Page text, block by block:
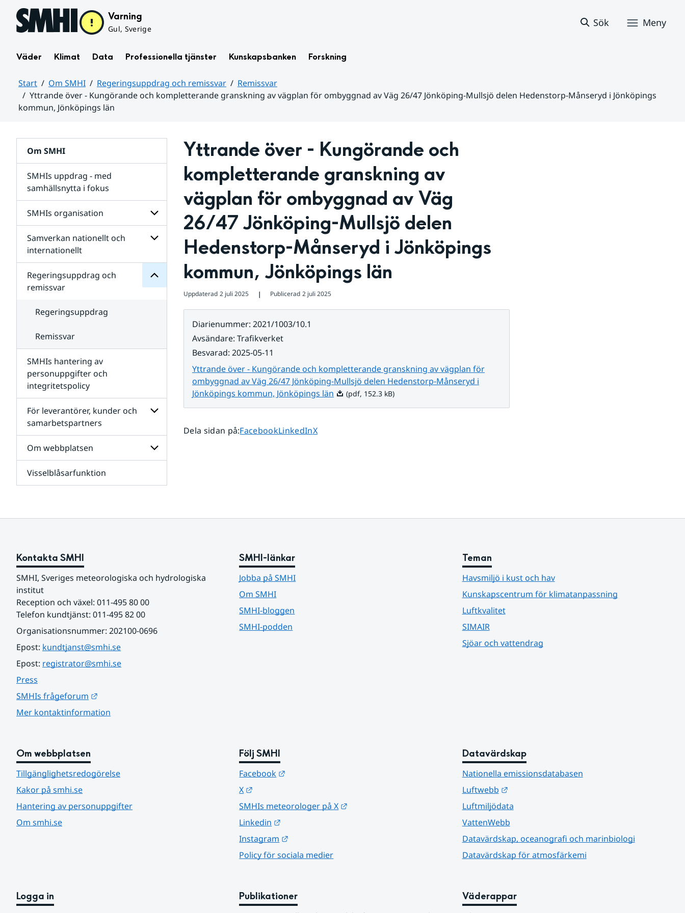
Hoppa till sidans innehåll Varning
Gul, Sverige
Sök Meny
Väder Klimat Data Professionella tjänster Kunskapsbanken Forskning
Start Om SMHI Regeringsuppdrag och remissvar
Remissvar
Yttrande över - Kungörande och kompletterande granskning av vägplan för ombyggnad av Väg 26/47 Jönköping-Mullsjö delen Hedenstorp-Månseryd i Jönköpings
kommun, Jönköpings län
Om SMHI
SMHIs uppdrag - med
samhällsnytta i fokus
SMHIs organisation
Undersidor
organisation
Samverkan nationellt och
internationellt
Undersidor
för
internationellt
Regeringsuppdrag och
remissvar
för
Regeringsuppdrag
remissvar
Regeringsuppdrag
Remissvar
SMHIs hantering av
personuppgifter och
integritetspolicy
För leverantörer, kunder och
samarbetspartners
Undersidor
för
och
Om webbplatsen
för
Visselblåsarfunktion
Yttrande över - Kungörande och
kompletterande granskning av
vägplan för ombyggnad av Väg
26/47 Jönköping-Mullsjö delen
Hedenstorp-Månseryd i Jönköpings
kommun, Jönköpings län
Uppdaterad 2 juli 2025 ❘ Publicerad 2 juli 2025
Diarienummer: 2021/1003/10.1
Avsändare: Trafikverket
Besvarad: 2025-05-11
Yttrande över - Kungörande och kompletterande granskning av vägplan för
ombyggnad av Väg 26/47 Jönköping-Mullsjö delen Hedenstorp-Månseryd i
Jönköpings kommun, Jönköpings länPdf, 152.3 kB.
(pdf, 152.3 kB)
Dela sidan på:Dela sidan på
FacebookDela sidan på
LinkedInDela sidan på
X
Kontakta SMHI
SMHI, Sveriges meteorologiska och hydrologiska
institut
Reception och växel: 011-495 80 00
Telefon kundtjänst: 011-495 82 00
Organisationsnummer: 202100-0696
Epost: kundtjanst@smhi.se
Epost: registrator@smhi.se
Press
SMHIs frågeforum
Mer kontaktinformation
SMHI-länkar
Jobba på SMHI
Om SMHI
SMHI-bloggen
SMHI-podden
Teman
Havsmiljö i kust och hav
Kunskapscentrum för klimatanpassning
Luftkvalitet
SIMAIR
Sjöar och vattendrag
Om webbplatsen
Tillgänglighetsredogörelse
Kakor på smhi.se
Hantering av personuppgifter
Om smhi.se
Följ SMHI
Facebook
X
SMHIs meteorologer på X
Linkedin
Instagram
Policy för sociala medier
Datavärdskap
Nationella emissionsdatabasen
Luftwebb
Länk till annan webbplats.
Luftmiljödata
VattenWebb
Datavärdskap, oceanografi och marinbiologi
Datavärdskap för atmosfärkemi
Logga in Publikationer Väderappar